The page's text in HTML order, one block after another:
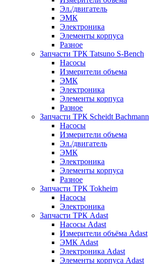
Эл./двигатель
ЭМК
Электроника
Элементы корпуса
Разное
Запчасти ТРК Tatsuno S-Bench
Насосы
Измерители объема
ЭМК
Электроника
Элементы корпуса
Разное
Запчасти ТРК Scheidt Bachmann
Насосы
Измерители объема
Эл./двигатель
ЭМК
Электроника
Элементы корпуса
Разное
Запчасти ТРК Tokheim
Насосы
Электроника
Запчасти ТРК Adast
Насосы Adast
Измерители объёма Adast
ЭМК Adast
Электроника Adast
Элементы корпуса Adast